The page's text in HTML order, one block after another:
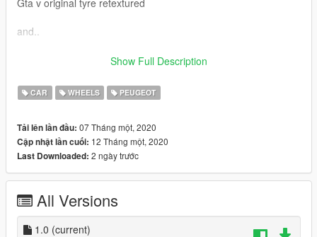
and..
Model: sobhan sirjany
telegram channel:
@gta_mod_iran
omidvaram az mod khosheton biyad
Show Full Description
CAR WHEELS PEUGEOT
Tải lên lần đầu: 07 Tháng một, 2020
Cập nhật lần cuối: 12 Tháng một, 2020
Last Downloaded: 2 ngày trước
All Versions
1.0 (current)